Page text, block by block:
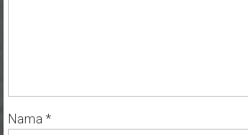
Nama *